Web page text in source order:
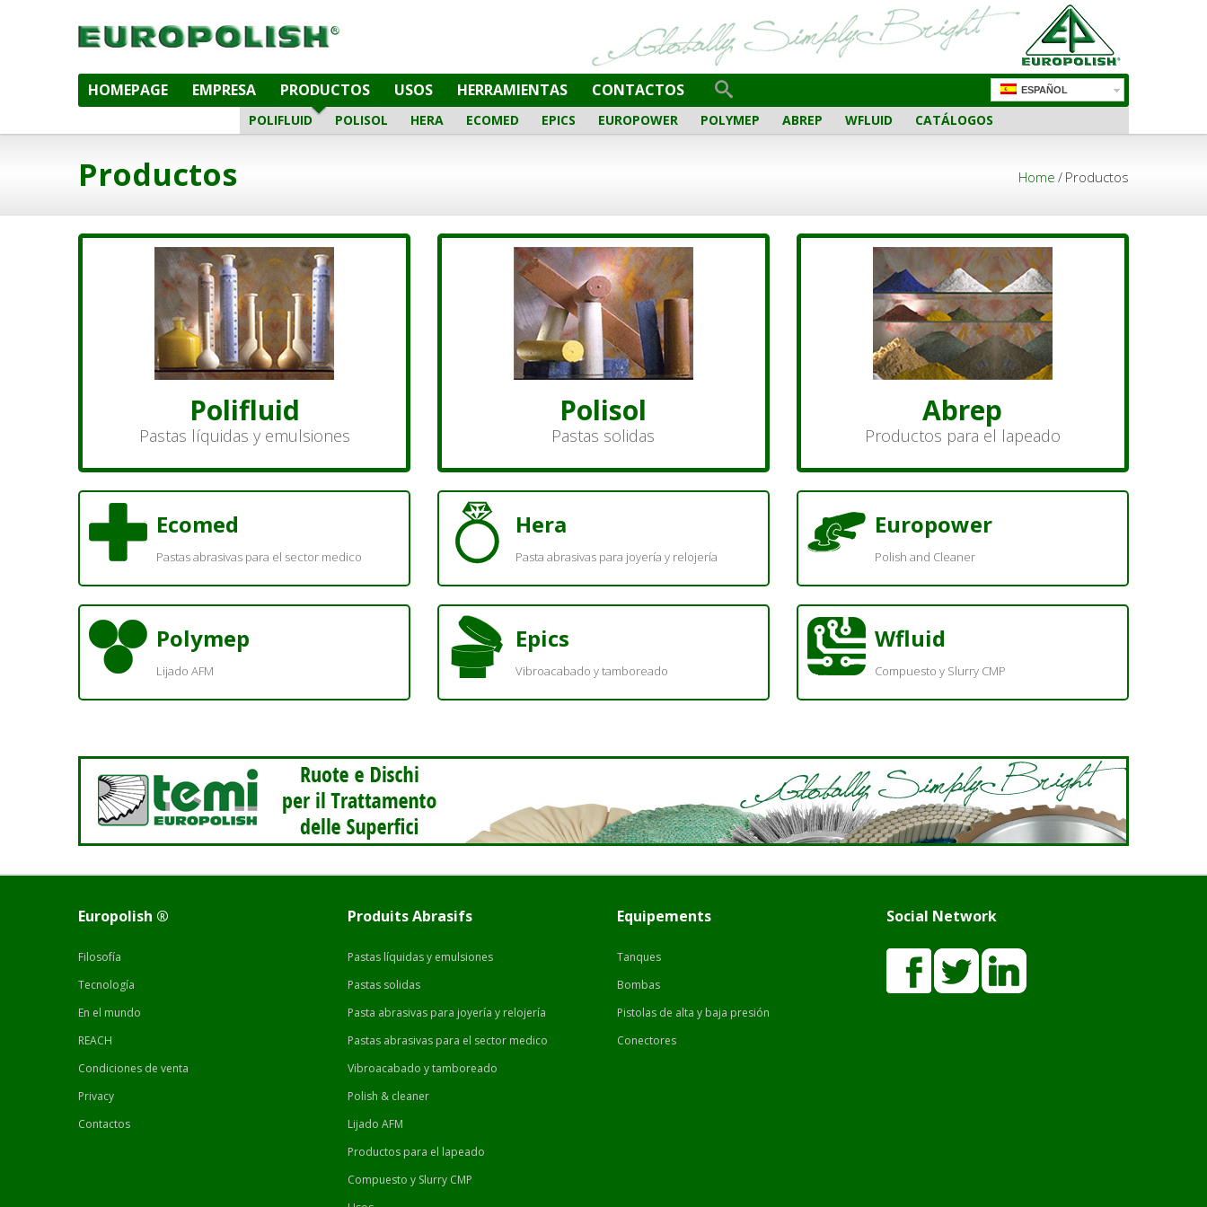
HOMEPAGE EMPRESA PRODUCTOS USOS HERRAMIENTAS CONTACTOS ESPAÑOL
POLIFLUID POLISOL HERA ECOMED EPICS EUROPOWER POLYMEP ABREP WFLUID CATÁLOGOS
Productos Home / Productos
Polifluid
Pastas líquidas y emulsiones
Polisol
Pastas solidas
Abrep
Productos para el lapeado
Ecomed
Pastas abrasivas para el sector medico
Hera
Pasta abrasivas para joyería y relojería
Europower
Polish and Cleaner
Polymep
Lijado AFM
Epics
Vibroacabado y tamboreado
Wfluid
Compuesto y Slurry CMP
Europolish ®
Filosofía
Tecnología
En el mundo
REACH
Condiciones de venta
Privacy
Contactos
Produits Abrasifs
Pastas líquidas y emulsiones
Pastas solidas
Pasta abrasivas para joyería y relojería
Pastas abrasivas para el sector medico
Vibroacabado y tamboreado
Polish & cleaner
Lijado AFM
Productos para el lapeado
Compuesto y Slurry CMP
Equipements
Tanques
Bombas
Pistolas de alta y baja presión
Conectores
Social Network